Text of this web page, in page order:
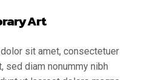
Art
sit amet, consectetuer
sed diam nonummy nibh